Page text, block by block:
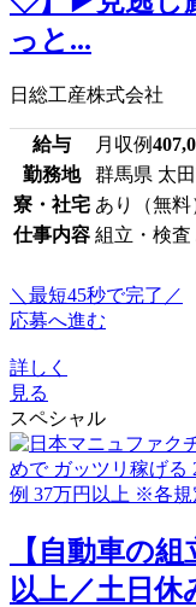
っと...
日総工産株式会社
給与 月収例
勤務地
群馬県 太
寮・社宅 あり（無料
仕事内容 組立・検査
＼最短45秒で完了／
応募へ進む
詳しく
見る
スペシャル
【自動車の
以上／土日休